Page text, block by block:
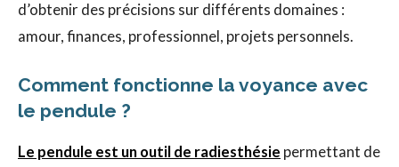
d’obtenir des précisions sur différents domaines :
amour, finances, professionnel, projets personnels.
Comment fonctionne la voyance avec
le pendule ?
Le pendule est un outil de radiesthésie permettant de